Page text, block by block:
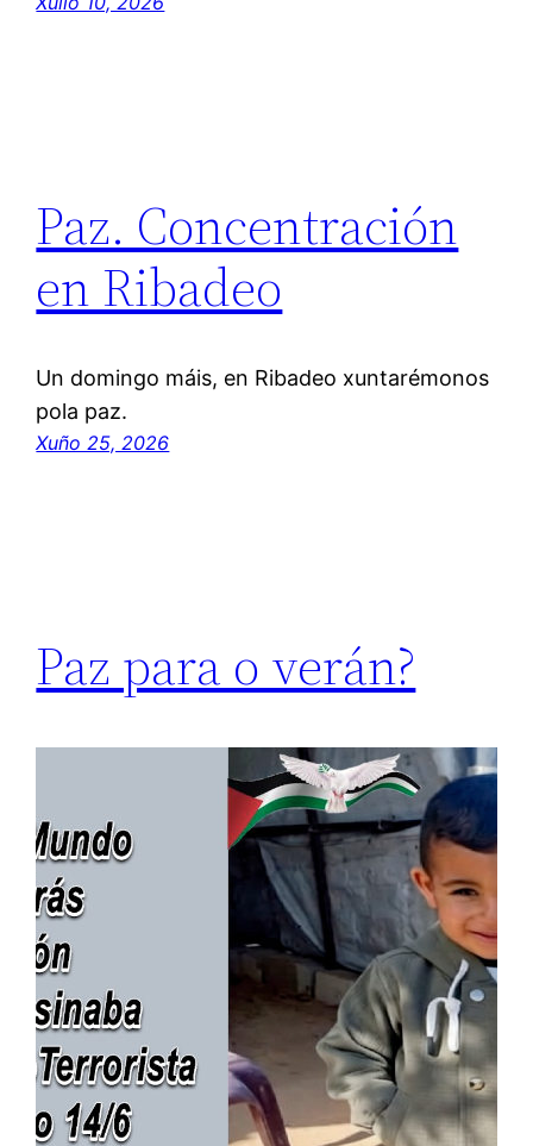
Paz. Concentración
en Ribadeo
Un domingo máis, en Ribadeo xuntarémonos
pola paz.
Xuño 25, 2026
Paz para o verán?